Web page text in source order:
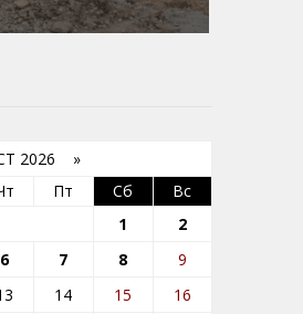
2026 »
Пт Сб
Вс
1
2
6 7 8
9
14 15
16